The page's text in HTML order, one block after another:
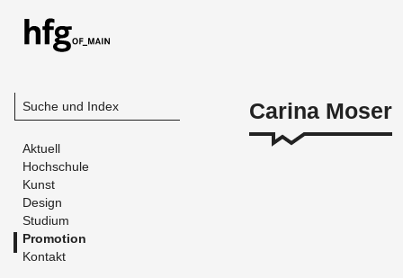
Suche und Index
Aktuell
Hochschule
Kunst
Design
Studium
Promotion
Kontakt
Carina Moser